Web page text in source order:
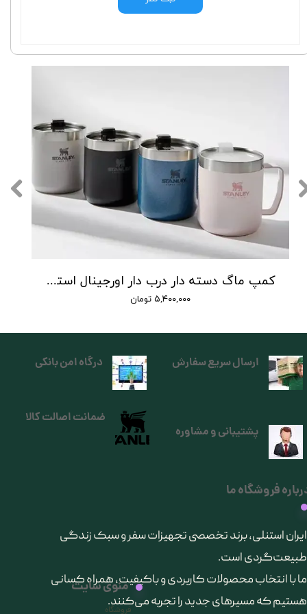
کمپ ماگ دسته دار درب دار اورجینال استنلی
۵,۴۰۰,۰۰۰ تومان
ارسال سریع سفارش
فروشگاه ما
​ایران استنلی، برند تخصصی تجهیزات سفر و سبک زندگی
طبیعت‌گردی است.
ما با انتخاب محصولات کاربردی و باکیفیت، همراه کسانی
هستیم که مسیرهای جدید را تجربه می‌کنند.
منوی سایت
فروشگاه
درگاه امن بانکی
پشتیبانی و مشاوره
ضمانت اصالت کالا